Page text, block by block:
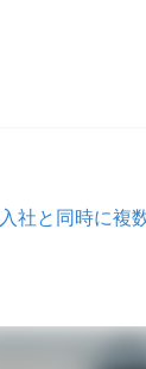
社と同時に複